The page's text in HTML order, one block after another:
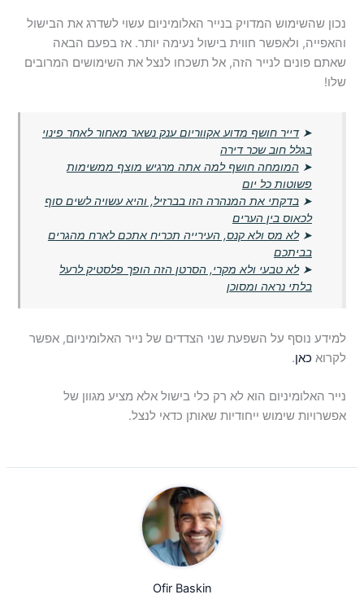
נכון שהשימוש המדויק בנייר האלומיניום עשוי לשדרג את הבישול
והאפייה, ולאפשר חווית בישול נעימה יותר. אז בפעם הבאה
שאתם פונים לנייר הזה, אל תשכחו לנצל את השימושים המרובים
שלו!
➤דייר חושף מדוע אקווריום ענק נשאר מאחור לאחר פינוי
בגלל חוב שכר דירה
➤ המומחה חושף למה אתה מרגיש מוצף ממשימות
פשוטות כל יום
➤בדקתי את המנהרה הזו בברזיל, והיא עשויה לשים סוף
לכאוס בין הערים
➤לא מס ולא קנס, העירייה תכריח אתכם לארח מהגרים
בביתכם
➤לא טבעי ולא מקרי, הסרטן הזה הופך פלסטיק לרעל
בלתי נראה ומסוכן
למידע נוסף על השפעת שני הצדדים של נייר האלומיניום, אפשר
לקרוא כאן.
נייר האלומיניום הוא לא רק כלי בישול אלא מציע מגוון של
אפשרויות שימוש ייחודיות שאותן כדאי לנצל.
Ofir Baskin